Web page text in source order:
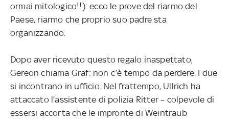
ormai mitologico!!): ecco le prove del riarmo del
Paese, riarmo che proprio suo padre sta
organizzando.
Dopo aver ricevuto questo regalo inaspettato,
Gereon chiama Graf: non c’è tempo da perdere. I due
si incontrano in ufficio. Nel frattempo, Ullrich ha
attaccato l’assistente di polizia Ritter – colpevole di
essersi accorta che le impronte di Weintraub